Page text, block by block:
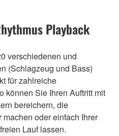
Playback
verschiedenen und
(Schlagzeug und Bass)
für zahlreiche
können Sie Ihren Auftritt mit
bereichern, die
oder einfach Ihrer
Lauf lassen.